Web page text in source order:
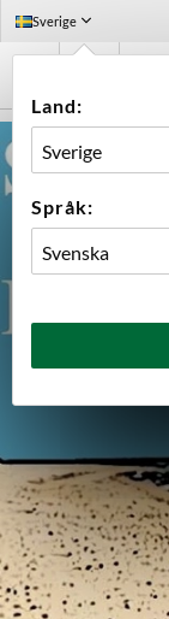
Sverige
Land:
Språk: